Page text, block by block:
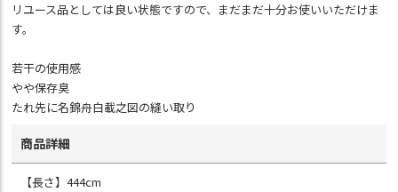
リユース品としては良い状態ですので、まだまだ十分お使いいただけま
す。
若干の使用感
やや保存臭
たれ先に名錦舟白載之図の縫い取り
商品詳細
【長さ】444cm